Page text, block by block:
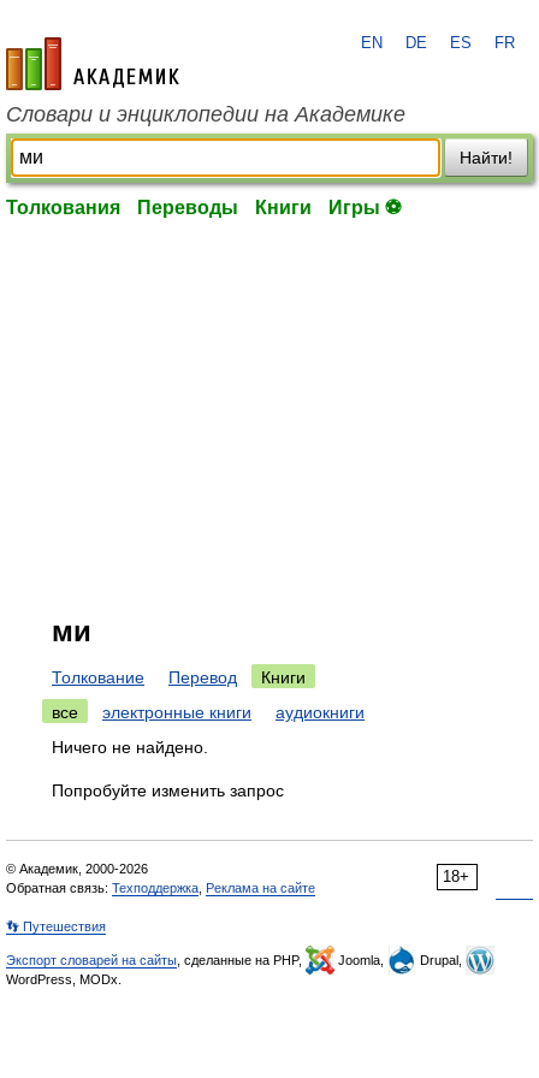
academic.ru
EN DE ES FR
Словари и энциклопедии на Академике
Найти!
Толкования Переводы Книги Игры ⚽
ми
Толкование Перевод
Книги
все
электронные книги
аудиокниги
Ничего не найдено.
Попробуйте изменить запрос
18+
© Академик, 2000-2026
Обратная связь: Техподдержка Реклама на сайте
👣 Путешествия
Экспорт словарей на сайты , сделанные на PHP, Joomla,
Drupal,
WordPress, MODx.